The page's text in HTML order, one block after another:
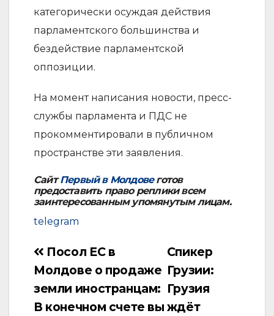
категорически осуждая действия
парламентского большинства и
бездействие парламентской
оппозиции.
На момент написания новости, пресс-
службы парламента и ПДС не
прокомментировали в публичном
пространстве эти заявления.
СайтПервый в Молдовеготов
предоставить право реплики всем
заинтересованным упомянутым лицам.
telegram
Навигация
по
записям
Спикер
Грузии:
Грузия
ждёт
Посол ЕС в
Молдове о продаже
земли иностранцам:
В конечном счете вы